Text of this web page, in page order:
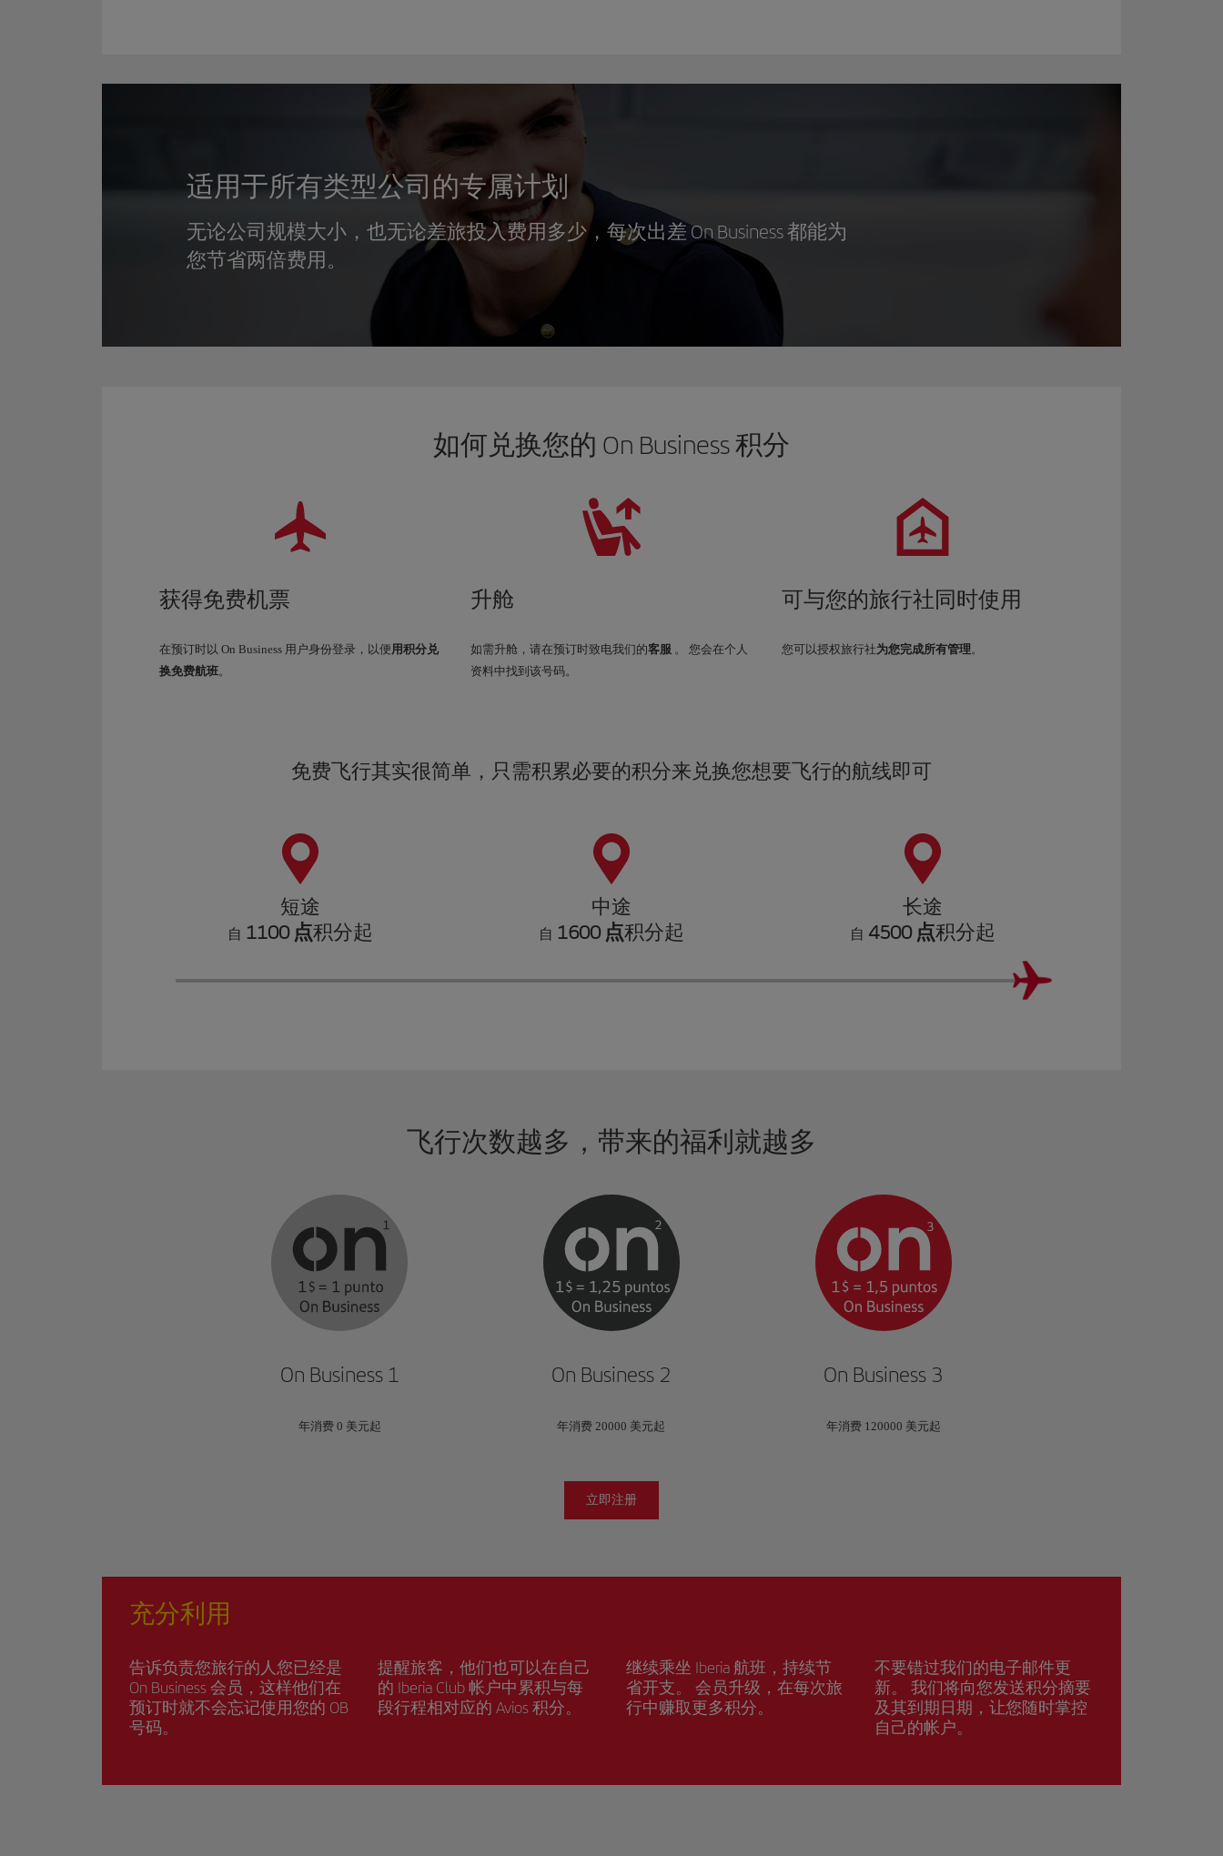
适用于所有类型公司的专属计划
无论公司规模大小，也无论差旅投入费用多少，每次出差 On Business 都能为
您节省两倍费用。
如何兑换您的 On Business 积分
获得免费机票
在预订时以 On Business 用户身份登录，以便用积分兑
换免费航班。
升舱
如需升舱，请在预订时致电我们的客服 。 您会在个人
资料中找到该号码。
可与您的旅行社同时使用
您可以授权旅行社为您完成所有管理 。
免费飞行其实很简单，只需积累必要的积分来兑换您想要飞行的航线即可
短途
自 1100 点积分起
中途
自 1600 点积分起
长途
自 4500 点积分起
飞行次数越多，带来的福利就越多
On Business 1
年消费 0 美元起
On Business 2
年消费 20000 美元起
On Business 3
年消费 120000 美元起
立即注册
充分利用
告诉负责您旅行的人您已经是
On Business 会员，这样他们在
预订时就不会忘记使用您的 OB
号码。
提醒旅客，他们也可以在自己
的 Iberia Club 帐户中累积与每
段行程相对应的 Avios 积分。
继续乘坐 Iberia 航班，持续节
省开支。 会员升级，在每次旅
行中赚取更多积分。
不要错过我们的电子邮件更
新。 我们将向您发送积分摘要
及其到期日期，让您随时掌控
自己的帐户。